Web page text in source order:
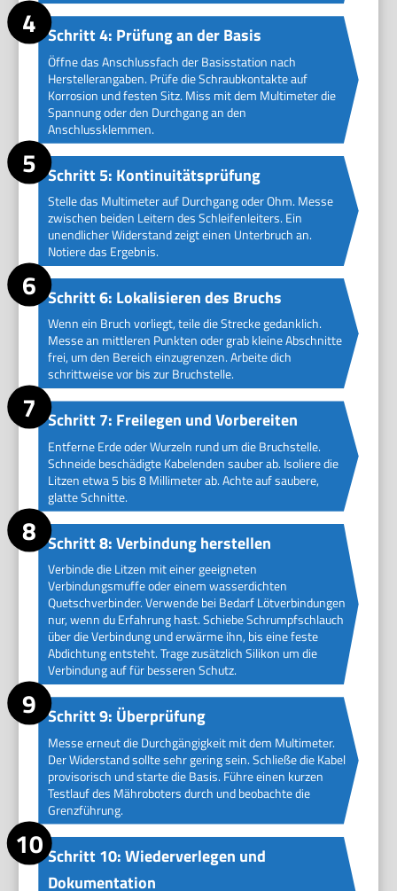
Schritt 4: Prüfung an der Basis
Öffne das Anschlussfach der Basisstation nach
Herstellerangaben. Prüfe die Schraubkontakte auf
Korrosion und festen Sitz. Miss mit dem Multimeter die
Spannung oder den Durchgang an den
Anschlussklemmen.
Schritt 5: Kontinuitätsprüfung
Stelle das Multimeter auf Durchgang oder Ohm. Messe
zwischen beiden Leitern des Schleifenleiters. Ein
unendlicher Widerstand zeigt einen Unterbruch an.
Notiere das Ergebnis.
Schritt 6: Lokalisieren des Bruchs
Wenn ein Bruch vorliegt, teile die Strecke gedanklich.
Messe an mittleren Punkten oder grab kleine Abschnitte
frei, um den Bereich einzugrenzen. Arbeite dich
schrittweise vor bis zur Bruchstelle.
Schritt 7: Freilegen und Vorbereiten
Entferne Erde oder Wurzeln rund um die Bruchstelle.
Schneide beschädigte Kabelenden sauber ab. Isoliere die
Litzen etwa 5 bis 8 Millimeter ab. Achte auf saubere,
glatte Schnitte.
Schritt 8: Verbindung herstellen
Verbinde die Litzen mit einer geeigneten
Verbindungsmuffe oder einem wasserdichten
Quetschverbinder. Verwende bei Bedarf Lötverbindungen
nur, wenn du Erfahrung hast. Schiebe Schrumpfschlauch
über die Verbindung und erwärme ihn, bis eine feste
Abdichtung entsteht. Trage zusätzlich Silikon um die
Verbindung auf für besseren Schutz.
Schritt 9: Überprüfung
Messe erneut die Durchgängigkeit mit dem Multimeter.
Der Widerstand sollte sehr gering sein. Schließe die Kabel
provisorisch und starte die Basis. Führe einen kurzen
Testlauf des Mähroboters durch und beobachte die
Grenzführung.
Schritt 10: Wiederverlegen und
Dokumentation